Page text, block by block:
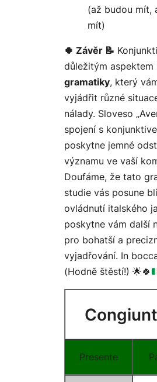
(až budou mít,
mít)
🍀 Závěr 📝
důležitým aspektem
gramatiky, který
vyjádřit různé
nálady. Sloveso
spojení s
poskytne jemné
významu ve vaší
Doufáme, že tato
studie vás posune
ovládnutí italského
poskytne vám další
pro bohatší a
vyjadřování. In
(Hodně štěstí!) 🌟🍀
Presente